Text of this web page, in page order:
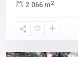
2.066 m2
Aljarafe,
Sevilla